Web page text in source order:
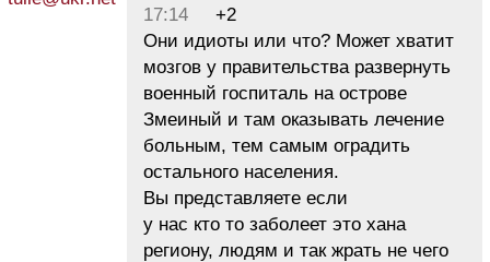
17:14
+2
Они идиоты или что? Может хватит
мозгов у правительства развернуть
военный госпиталь на острове
Змеиный и там оказывать лечение
больным, тем самым оградить
остального населения.
Вы представляете если
у нас кто то заболеет это хана
региону, людям и так жрать не чего